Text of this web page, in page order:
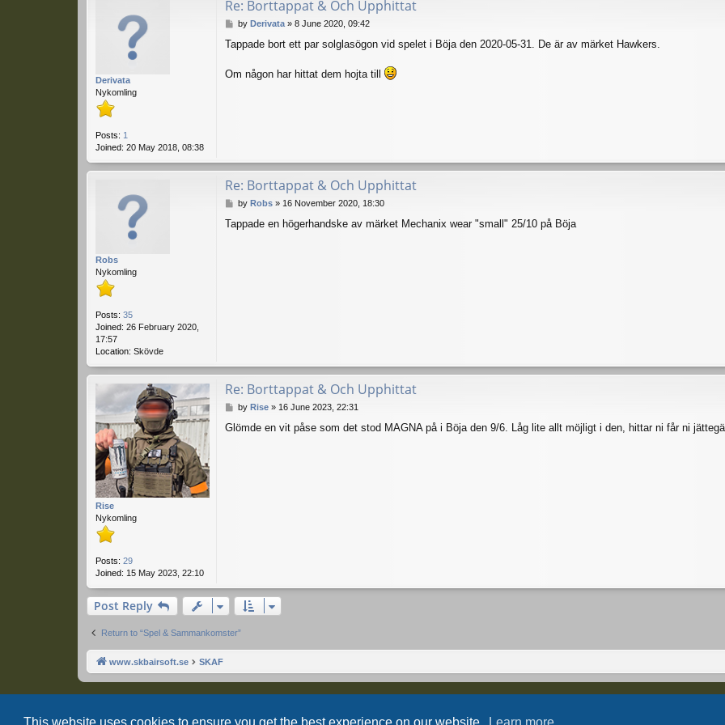
Derivata
Nykomling
Posts: 1
Joined: 20 May 2018, 08:38
Re: Borttappat & Och Upphittat
P
s
by Derivata» 8 June 2020, 09:42
Tappade bort ett par solglasögon vid spelet i Böja den 2020-05-31. De är av märket Hawkers.
Om någon har hittat dem hojta till
Robs
Nykomling
Posts: 35
Joined: 26 February 2020,
17:57
Location: Skövde
Re: Borttappat & Och Upphittat
P
s
by Robs» 16 November 2020, 18:30
Tappade en högerhandske av märket Mechanix wear "small" 25/10 på Böja
Rise
Nykomling
Posts: 29
Joined: 15 May 2023, 22:10
Re: Borttappat & Och Upphittat
P
s
by Rise» 16 June 2023, 22:31
Glömde en vit påse som det stod MAGNA på i Böja den 9/6. Låg lite allt möjligt i den, hittar ni får ni
Post Reply
Return to “Spel & Sammankomster”
www.skbairsoft.se SKAF